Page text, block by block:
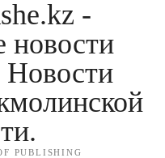
-
новости
Новости
PUBLISHING